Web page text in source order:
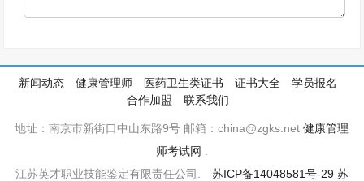
新闻动态 健康管理师 医药卫生类证书 证书大全
学员报名
合作加盟
联系我们
地址：南京市新街口中山东路9号 邮箱：china@zgks.net健康管理
师考试网
江苏英才职业技能鉴定有限责任公司. 苏ICP备14048581号-29 苏